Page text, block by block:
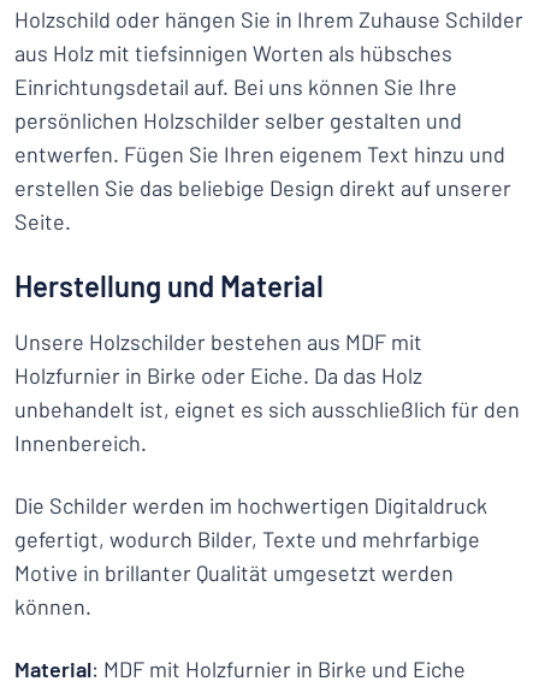
Holzschild oder hängen Sie in Ihrem Zuhause Schilder
aus Holz mit tiefsinnigen Worten als hübsches
Einrichtungsdetail auf. Bei uns können Sie Ihre
persönlichen Holzschilder selber gestalten und
entwerfen. Fügen Sie Ihren eigenem Text hinzu und
erstellen Sie das beliebige Design direkt auf unserer
Seite.
Herstellung und Material
Unsere Holzschilder bestehen aus MDF mit
Holzfurnier in Birke oder Eiche. Da das Holz
unbehandelt ist, eignet es sich ausschließlich für den
Innenbereich.
Die Schilder werden im hochwertigen Digitaldruck
gefertigt, wodurch Bilder, Texte und mehrfarbige
Motive in brillanter Qualität umgesetzt werden
können.
Material: MDF mit Holzfurnier in Birke und Eiche